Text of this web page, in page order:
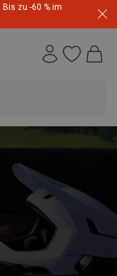
zu -60 % im